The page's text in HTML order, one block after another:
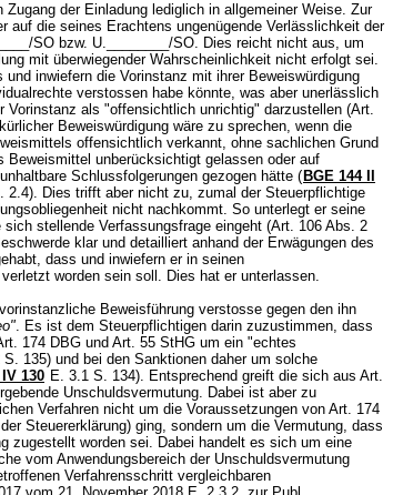
Zugang der Einladung lediglich in allgemeiner Weise. Zur
auf die seines Erachtens ungenügende Verlässlichkeit der
SO bzw. U.________/SO. Dies reicht nicht aus, um
mit überwiegender Wahrscheinlichkeit nicht erfolgt sei.
inwiefern die Vorinstanz mit ihrer Beweiswürdigung
verstossen habe könnte, was aber unerlässlich
als "offensichtlich unrichtig" darzustellen (Art.
Beweiswürdigung wäre zu sprechen, wenn die
offensichtlich verkannt, ohne sachlichen Grund
Beweismittel unberücksichtigt gelassen oder auf
Schlussfolgerungen gezogen hätte ( BGE 144 II
2.4). Dies trifft aber nicht zu, zumal der Steuerpflichtige
nicht nachkommt. So unterlegt er seine
stellende Verfassungsfrage eingeht (Art. 106 Abs. 2
klar und detailliert anhand der Erwägungen des
dass und inwiefern er in seinen
worden sein soll. Dies hat er unterlassen.
Beweisführung verstosse gegen den ihn
. Es ist dem Steuerpflichtigen darin zuzustimmen, dass
174 DBG und Art. 55 StHG um ein "echtes
S. 135) und bei den Sanktionen daher um solche
130 E. 3.1 S. 134). Entsprechend greift die sich aus Art.
Unschuldsvermutung. Dabei ist aber zu
Verfahren nicht um die Voraussetzungen vonArt. 174
Steuererklärung) ging, sondern um die Vermutung, dass
zugestellt worden sei. Dabei handelt es sich um eine
vom Anwendungsbereich der Unschuldsvermutung
Verfahrensschritt vergleichbaren